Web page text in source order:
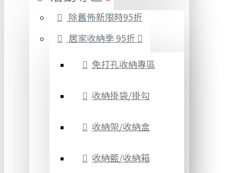
除舊佈新限時95折
居家收納季 95折
免打孔收納專區
收納掛袋/掛勾
收納架/收納盒
收納籃/收納箱